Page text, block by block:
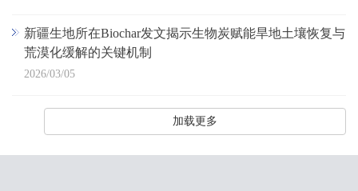
新疆生地所在Biochar发文揭示生物炭赋能旱地土壤恢复与
荒漠化缓解的关键机制
2026/03/05
加载更多